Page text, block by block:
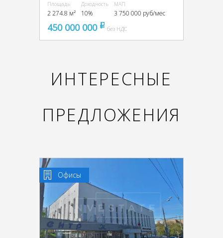
Площадь
2 274.8 м²
Доходность
10%
МАП
3 750 000 руб/мес
450 000 000 pуббез НДС
ИНТЕРЕСНЫЕ
ПРЕДЛОЖЕНИЯ
Офисы